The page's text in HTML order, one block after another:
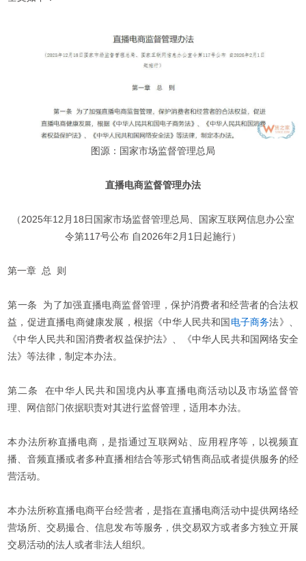
图源：国家市场监督管理总局
直播电商监督管理办法
（2025年12月18日国家市场监督管理总局、国家互联网信息办公室
令第117号公布 自2026年2月1日起施行）
第一章 总 则
第一条 为了加强直播电商监督管理，保护消费者和经营者的合法权
益，促进直播电商健康发展，根据《中华人民共和国 电子商务法》、
《中华人民共和国消费者权益保护法》、《中华人民共和国网络安全
法》等法律，制定本办法。
第二条 在中华人民共和国境内从事直播电商活动以及市场监督管
理、网信部门依据职责对其进行监督管理，适用本办法。
本办法所称直播电商，是指通过互联网站、应用程序等，以视频直
播、音频直播或者多种直播相结合等形式销售商品或者提供服务的经
营活动。
本办法所称直播电商平台经营者，是指在直播电商活动中提供网络经
营场所、交易撮合、信息发布等服务，供交易双方或者多方独立开展
交易活动的法人或者非法人组织。